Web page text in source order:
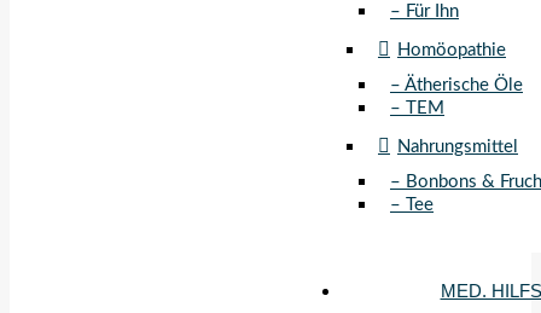
– Für Ihn
Homöopathie
– Ätherische Öle
– TEM
Nahrungsmittel
– Bonbons &
– Tee
MED.